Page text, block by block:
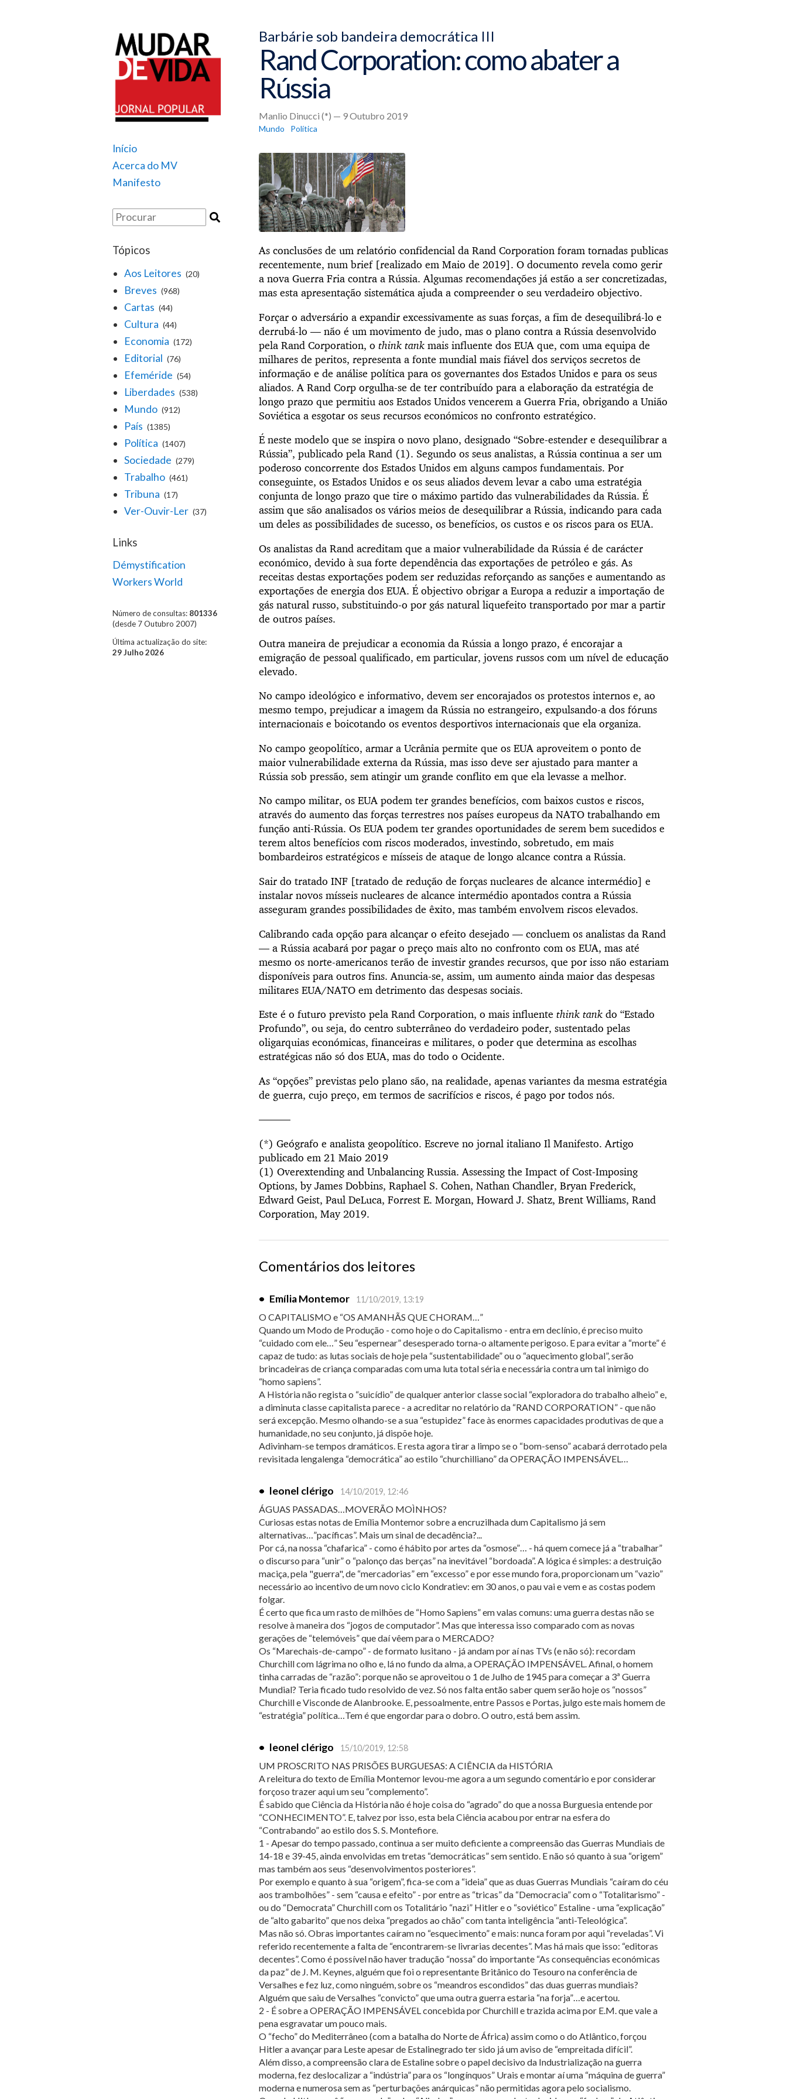
Início
Acerca do MV
Manifesto
Tópicos
Aos Leitores (20)
Breves (968)
Cartas (44)
Cultura (44)
Economia (172)
Editorial (76)
Efeméride (54)
Liberdades (538)
Mundo (912)
País (1385)
Política (1407)
Sociedade (279)
Trabalho (461)
Tribuna (17)
Ver-Ouvir-Ler (37)
Links
Démystification
Workers World
Número de consultas: 801336
(desde 7 Outubro 2007)
Última actualização do site:
29 Julho 2026
Barbárie sob bandeira democrática III
Rand Corporation: como abater a
Rússia
Manlio Dinucci (*) — 9 Outubro 2019
Mundo Política
As conclusões de um relatório confidencial da Rand Corporation foram tornadas publicas
recentemente, num brief [realizado em Maio de 2019]. O documento revela como gerir
a nova Guerra Fria contra a Rússia. Algumas recomendações já estão a ser concretizadas,
mas esta apresentação sistemática ajuda a compreender o seu verdadeiro objectivo.
Forçar o adversário a expandir excessivamente as suas forças, a fim de desequilibrá-lo e
derrubá-lo — não é um movimento de judo, mas o plano contra a Rússia desenvolvido
pela Rand Corporation, o think tank mais influente dos EUA que, com uma equipa de
milhares de peritos, representa a fonte mundial mais fiável dos serviços secretos de
informação e de análise política para os governantes dos Estados Unidos e para os seus
aliados. A Rand Corp orgulha-se de ter contribuído para a elaboração da estratégia de
longo prazo que permitiu aos Estados Unidos vencerem a Guerra Fria, obrigando a União
Soviética a esgotar os seus recursos económicos no confronto estratégico.
É neste modelo que se inspira o novo plano, designado “Sobre-estender e desequilibrar a
Rússia”, publicado pela Rand (1). Segundo os seus analistas, a Rússia continua a ser um
poderoso concorrente dos Estados Unidos em alguns campos fundamentais. Por
conseguinte, os Estados Unidos e os seus aliados devem levar a cabo uma estratégia
conjunta de longo prazo que tire o máximo partido das vulnerabilidades da Rússia. É
assim que são analisados os vários meios de desequilibrar a Rússia, indicando para cada
um deles as possibilidades de sucesso, os benefícios, os custos e os riscos para os EUA.
Os analistas da Rand acreditam que a maior vulnerabilidade da Rússia é de carácter
económico, devido à sua forte dependência das exportações de petróleo e gás. As
receitas destas exportações podem ser reduzidas reforçando as sanções e aumentando as
exportações de energia dos EUA. É objectivo obrigar a Europa a reduzir a importação de
gás natural russo, substituindo-o por gás natural liquefeito transportado por mar a partir
de outros países.
Outra maneira de prejudicar a economia da Rússia a longo prazo, é encorajar a
emigração de pessoal qualificado, em particular, jovens russos com um nível de educação
elevado.
No campo ideológico e informativo, devem ser encorajados os protestos internos e, ao
mesmo tempo, prejudicar a imagem da Rússia no estrangeiro, expulsando-a dos fóruns
internacionais e boicotando os eventos desportivos internacionais que ela organiza.
No campo geopolítico, armar a Ucrânia permite que os EUA aproveitem o ponto de
maior vulnerabilidade externa da Rússia, mas isso deve ser ajustado para manter a
Rússia sob pressão, sem atingir um grande conflito em que ela levasse a melhor.
No campo militar, os EUA podem ter grandes benefícios, com baixos custos e riscos,
através do aumento das forças terrestres nos países europeus da NATO trabalhando em
função anti-Rússia. Os EUA podem ter grandes oportunidades de serem bem sucedidos e
terem altos benefícios com riscos moderados, investindo, sobretudo, em mais
bombardeiros estratégicos e mísseis de ataque de longo alcance contra a Rússia.
Sair do tratado INF [tratado de redução de forças nucleares de alcance intermédio] e
instalar novos mísseis nucleares de alcance intermédio apontados contra a Rússia
asseguram grandes possibilidades de êxito, mas também envolvem riscos elevados.
Calibrando cada opção para alcançar o efeito desejado — concluem os analistas da Rand
— a Rússia acabará por pagar o preço mais alto no confronto com os EUA, mas até
mesmo os norte-americanos terão de investir grandes recursos, que por isso não estariam
disponíveis para outros fins. Anuncia-se, assim, um aumento ainda maior das despesas
militares EUA/NATO em detrimento das despesas sociais.
Este é o futuro previsto pela Rand Corporation, o mais influente think tank do “Estado
Profundo”, ou seja, do centro subterrâneo do verdadeiro poder, sustentado pelas
oligarquias económicas, financeiras e militares, o poder que determina as escolhas
estratégicas não só dos EUA, mas do todo o Ocidente.
As “opções” previstas pelo plano são, na realidade, apenas variantes da mesma estratégia
de guerra, cujo preço, em termos de sacrifícios e riscos, é pago por todos nós.
———
(*) Geógrafo e analista geopolítico. Escreve no jornal italiano Il Manifesto. Artigo
publicado em 21 Maio 2019
(1) Overextending and Unbalancing Russia. Assessing the Impact of Cost-Imposing
Options, by James Dobbins, Raphael S. Cohen, Nathan Chandler, Bryan Frederick,
Edward Geist, Paul DeLuca, Forrest E. Morgan, Howard J. Shatz, Brent Williams, Rand
Corporation, May 2019.
Comentários dos leitores
• Emília Montemor 11/10/2019, 13:19
O CAPITALISMO e “OS AMANHÃS QUE CHORAM…”
Quando um Modo de Produção - como hoje o do Capitalismo - entra em declínio, é preciso muito
“cuidado com ele…” Seu “espernear” desesperado torna-o altamente perigoso. E para evitar a “morte” é
capaz de tudo: as lutas sociais de hoje pela “sustentabilidade” ou o “aquecimento global”, serão
brincadeiras de criança comparadas com uma luta total séria e necessária contra um tal inimigo do
“homo sapiens”.
A História não regista o “suicídio” de qualquer anterior classe social “exploradora do trabalho alheio” e,
a diminuta classe capitalista parece - a acreditar no relatório da “RAND CORPORATION” - que não
será excepção. Mesmo olhando-se a sua “estupidez” face às enormes capacidades produtivas de que a
humanidade, no seu conjunto, já dispõe hoje.
Adivinham-se tempos dramáticos. E resta agora tirar a limpo se o “bom-senso” acabará derrotado pela
revisitada lengalenga “democrática” ao estilo “churchilliano” da OPERAÇÃO IMPENSÁVEL…
• leonel clérigo 14/10/2019, 12:46
ÁGUAS PASSADAS…MOVERÃO MOÌNHOS?
Curiosas estas notas de Emília Montemor sobre a encruzilhada dum Capitalismo já sem
alternativas…”pacíficas”. Mais um sinal de decadência?...
Por cá, na nossa “chafarica” - como é hábito por artes da “osmose”… - há quem comece já a “trabalhar”
o discurso para “unir” o “palonço das berças” na inevitável “bordoada”. A lógica é simples: a destruição
maciça, pela "guerra", de “mercadorias” em “excesso” e por esse mundo fora, proporcionam um “vazio”
necessário ao incentivo de um novo ciclo Kondratiev: em 30 anos, o pau vai e vem e as costas podem
folgar.
É certo que fica um rasto de milhões de “Homo Sapiens” em valas comuns: uma guerra destas não se
resolve à maneira dos “jogos de computador”. Mas que interessa isso comparado com as novas
gerações de “telemóveis” que daí vêem para o MERCADO?
Os “Marechais-de-campo” - de formato lusitano - já andam por aí nas TVs (e não só): recordam
Churchill com lágrima no olho e, lá no fundo da alma, a OPERAÇÃO IMPENSÁVEL. Afinal, o homem
tinha carradas de “razão”: porque não se aproveitou o 1 de Julho de 1945 para começar a 3ª Guerra
Mundial? Teria ficado tudo resolvido de vez. Só nos falta então saber quem serão hoje os “nossos”
Churchill e Visconde de Alanbrooke. E, pessoalmente, entre Passos e Portas, julgo este mais homem de
“estratégia” política…Tem é que engordar para o dobro. O outro, está bem assim.
• leonel clérigo 15/10/2019, 12:58
UM PROSCRITO NAS PRISÕES BURGUESAS: A CIÊNCIA da HISTÓRIA
A releitura do texto de Emília Montemor levou-me agora a um segundo comentário e por considerar
forçoso trazer aqui um seu “complemento”.
É sabido que Ciência da História não é hoje coisa do “agrado” do que a nossa Burguesia entende por
“CONHECIMENTO”. E, talvez por isso, esta bela Ciência acabou por entrar na esfera do
“Contrabando” ao estilo dos S. S. Montefiore.
1 - Apesar do tempo passado, continua a ser muito deficiente a compreensão das Guerras Mundiais de
14-18 e 39-45, ainda envolvidas em tretas “democráticas” sem sentido. E não só quanto à sua “origem”
mas também aos seus “desenvolvimentos posteriores”.
Por exemplo e quanto à sua “origem”, fica-se com a “ideia” que as duas Guerras Mundiais “caíram do céu
aos trambolhões” - sem “causa e efeito” - por entre as “tricas” da “Democracia” com o “Totalitarismo” -
ou do “Democrata” Churchill com os Totalitário “nazi” Hitler e o “soviético” Estaline - uma “explicação”
de “alto gabarito” que nos deixa “pregados ao chão” com tanta inteligência “anti-Teleológica”.
Mas não só. Obras importantes caíram no “esquecimento” e mais: nunca foram por aqui “reveladas”. Vi
referido recentemente a falta de “encontrarem-se livrarias decentes”. Mas há mais que isso: “editoras
decentes”. Como é possível não haver tradução “nossa” do importante “As consequências económicas
da paz” de J. M. Keynes, alguém que foi o representante Britânico do Tesouro na conferência de
Versalhes e fez luz, como ninguém, sobre os “meandros escondidos” das duas guerras mundiais?
Alguém que saiu de Versalhes “convicto” que uma outra guerra estaria “na forja”…e acertou.
2 - É sobre a OPERAÇÃO IMPENSÁVEL concebida por Churchill e trazida acima por E.M. que vale a
pena esgravatar um pouco mais.
O “fecho” do Mediterrâneo (com a batalha do Norte de África) assim como o do Atlântico, forçou
Hitler a avançar para Leste apesar de Estalinegrado ter sido já um aviso de “empreitada difícil”.
Além disso, a compreensão clara de Estaline sobre o papel decisivo da Industrialização na guerra
moderna, fez deslocalizar a “indústria” para os “longínquos” Urais e montar aí uma “máquina de guerra”
moderna e numerosa sem as “perturbações anárquicas” não permitidas agora pelo socialismo.